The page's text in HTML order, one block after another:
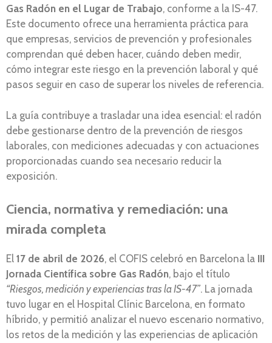
Gas Radón en el Lugar de Trabajo, conforme a la IS-47.
Este documento ofrece una herramienta práctica para
que empresas, servicios de prevención y profesionales
comprendan qué deben hacer, cuándo deben medir,
cómo integrar este riesgo en la prevención laboral y qué
pasos seguir en caso de superar los niveles de referencia.
La guía contribuye a trasladar una idea esencial: el radón
debe gestionarse dentro de la prevención de riesgos
laborales, con mediciones adecuadas y con actuaciones
proporcionadas cuando sea necesario reducir la
exposición.
Ciencia, normativa y remediación: una
mirada completa
El 17 de abril de 2026, el COFIS celebró en Barcelona la III
Jornada Científica sobre Gas Radón, bajo el título
“Riesgos, medición y experiencias tras la IS-47”. La jornada
tuvo lugar en el Hospital Clínic Barcelona, en formato
híbrido, y permitió analizar el nuevo escenario normativo,
los retos de la medición y las experiencias de aplicación